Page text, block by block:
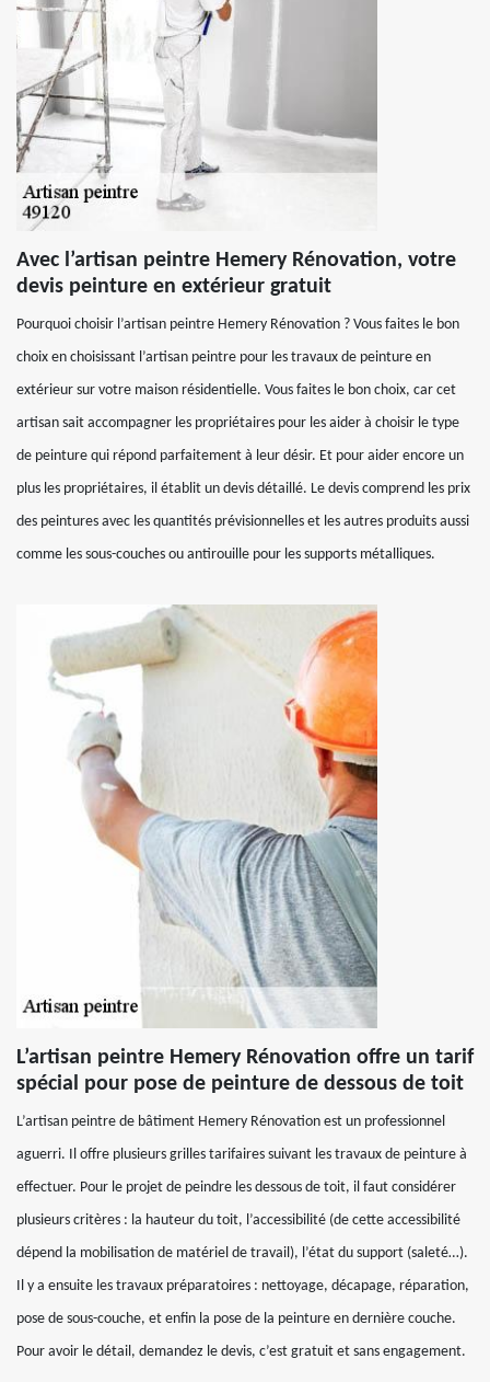
Avec l’artisan peintre Hemery Rénovation, votre
devis peinture en extérieur gratuit
Pourquoi choisir l’artisan peintre Hemery Rénovation ? Vous faites le bon
choix en choisissant l’artisan peintre pour les travaux de peinture en
extérieur sur votre maison résidentielle. Vous faites le bon choix, car cet
artisan sait accompagner les propriétaires pour les aider à choisir le type
de peinture qui répond parfaitement à leur désir. Et pour aider encore un
plus les propriétaires, il établit un devis détaillé. Le devis comprend les prix
des peintures avec les quantités prévisionnelles et les autres produits aussi
comme les sous-couches ou antirouille pour les supports métalliques.
L’artisan peintre Hemery Rénovation offre un tarif
spécial pour pose de peinture de dessous de toit
L’artisan peintre de bâtiment Hemery Rénovation est un professionnel
aguerri. Il offre plusieurs grilles tarifaires suivant les travaux de peinture à
effectuer. Pour le projet de peindre les dessous de toit, il faut considérer
plusieurs critères : la hauteur du toit, l’accessibilité (de cette accessibilité
dépend la mobilisation de matériel de travail), l’état du support (saleté…).
Il y a ensuite les travaux préparatoires : nettoyage, décapage, réparation,
pose de sous-couche, et enfin la pose de la peinture en dernière couche.
Pour avoir le détail, demandez le devis, c’est gratuit et sans engagement.